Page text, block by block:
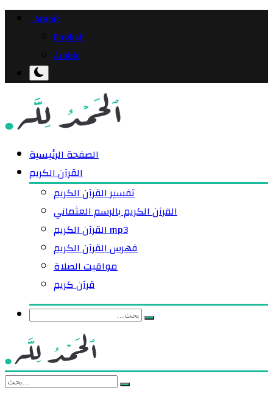
Arabic
English
Arabic
الصفحة الرئيسية
القرآن الكريم
تفسير القرآن الكريم
القرآن الكريم بالرسم العثماني
القرآن الكريم mp3
فهرس القرآن الكريم
مواقيت الصلاة
قرآن كريم